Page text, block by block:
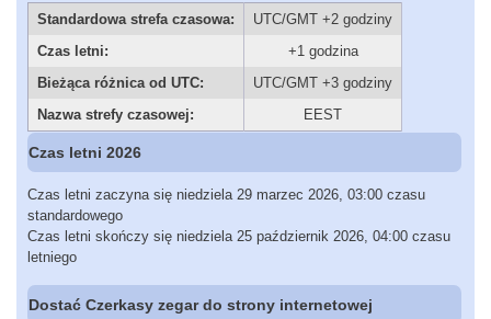
Standardowa strefa czasowa:
UTC/GMT +2 godziny
Czas letni:
+1 godzina
Bieżąca różnica od UTC:
UTC/GMT +3 godziny
Nazwa strefy czasowej:
EEST
Czas letni 2026
Czas letni zaczyna się niedziela 29 marzec 2026, 03:00 czasu
standardowego
Czas letni skończy się niedziela 25 październik 2026, 04:00 czasu
letniego
Dostać Czerkasy zegar do strony internetowej